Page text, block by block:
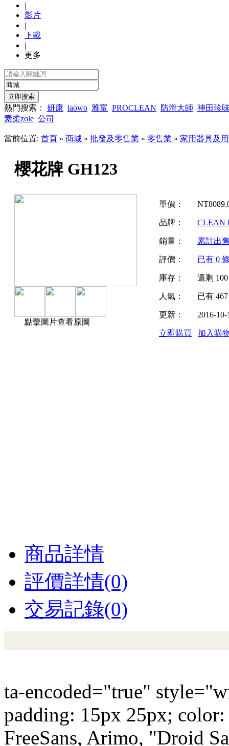
|
影片
|
下載
|
更多
熱門搜索： 妍康 laowo 雅富 PROCLEAN 防滑大師 神田珍
素柔zole 公司
當前位置: 首頁 » 商城 » 批發及零售業 » 零售業 » 家用器具及
櫻花牌 GH123
點擊圖片查看原圖
單價： NT
品牌： CLEAN
銷量： 累計出
評價： 已有 0
庫存： 還剩 100
人氣： 已有 467
更新： 2016-10-
立即購買 加入購
商品詳情
評價詳情(0)
交易記錄(0)
ta-encoded="true"
padding: 15px 25px;
FreeSans, Arimo, "Droid